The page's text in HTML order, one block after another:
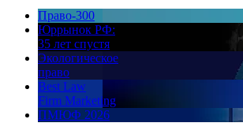
Право-300
Юррынок РФ:
35 лет спустя
Экологическое
право
Best Law
Firm Marketing
ПМЮФ 2026